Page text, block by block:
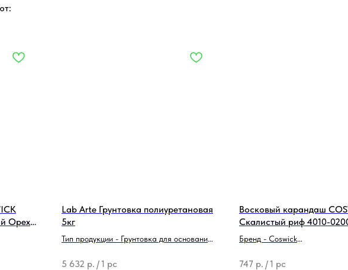
Орех
Lab Arte Грунтовка полиуретановая
5кг
Тип продукции - Грунтовка для оснований
5 632 р. /1 pc
Восковый карандаш
Скалистый риф 4010-
Бренд - Coswick
реставрации/ремонта
747 р. /1 pc